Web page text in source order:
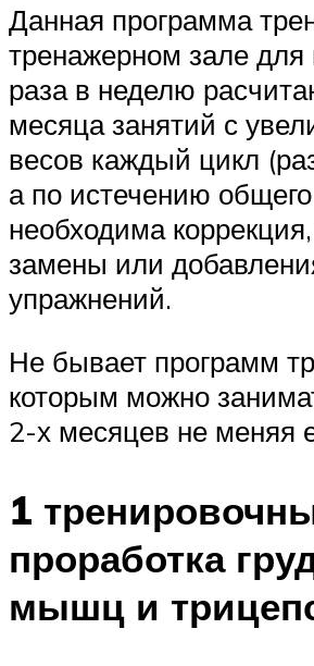
Данная программа
тренажерном зале
раза в неделю
месяца занятий с
весов каждый цикл
а по истечению
необходима
замены или
упражнений.
Не бывает программ
которым можно
2-х месяцев не меняя
1
проработка
мышц и